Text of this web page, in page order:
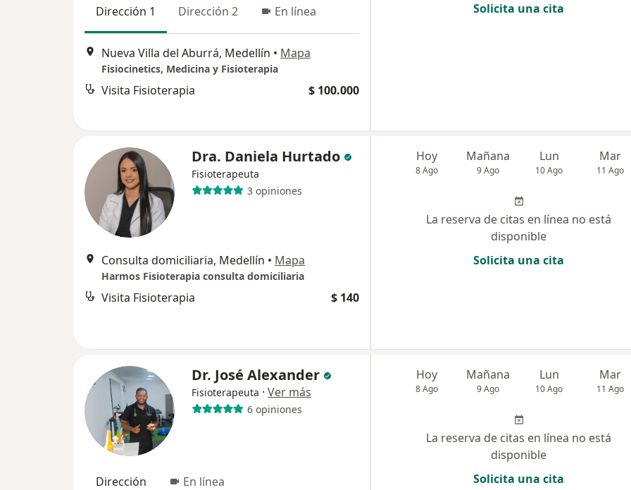
Dirección 1 Dirección 2 En línea
Nueva Villa del Aburrá, Medellín • Mapa
Fisiocinetics, Medicina y Fisioterapia
Visita Fisioterapia $ 100.000
Solicita una cita
Dra. Daniela Hurtado
Fisioterapeuta
3 opiniones
Consulta domiciliaria, Medellín • Mapa
Harmos Fisioterapia consulta domiciliaria
Visita Fisioterapia $ 140
Hoy
8 Ago
Mañana
9 Ago
Lun
10 Ago
Mar
11 Ago
La reserva de citas en línea no está
disponible
Solicita una cita
Dr. José Alexander
Fisioterapeuta · Ver más
6 opiniones
Dirección En línea
Hoy
8 Ago
Mañana
9 Ago
Lun
10 Ago
Mar
11 Ago
La reserva de citas en línea no está
disponible
Solicita una cita